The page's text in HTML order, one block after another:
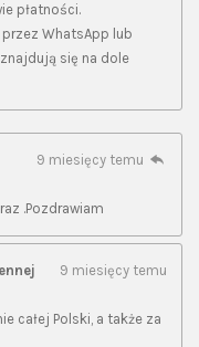
płatności.
WhatsApp lub
się na dole
9 miesięcy temu
.Pozdrawiam
9 miesięcy temu
całej Polski, a także za